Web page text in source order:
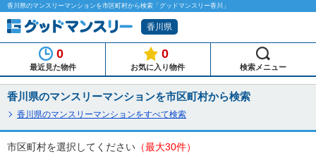
香川県のマンスリーマンションを市区町村から検索「グッドマンスリー香川」
香川県
0
最近見た物件
0
お気に入り物件 検索メニュー
香川県のマンスリーマンションを市区町村から検索
香川県のマンスリーマンションをすべて検索
市区町村を選択してください （最大30件）